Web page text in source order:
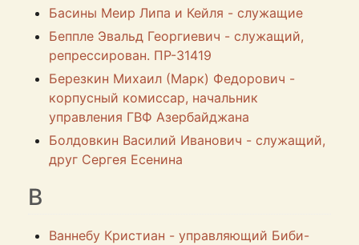
Басины Меир Липа и Кейля - служащие
Беппле Эвальд Георгиевич - служащий,
репрессирован. ПР-31419
Березкин Михаил (Марк) Федорович -
корпусный комиссар, начальник
управления ГВФ Азербайджана
Болдовкин Василий Иванович - служащий,
друг Сергея Есенина
В
Ваннебу Кристиан - управляющий Биби-